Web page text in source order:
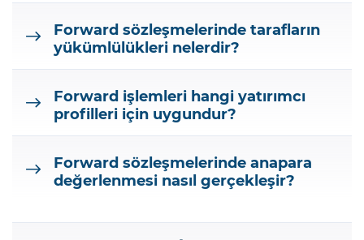
Forward sözleşmelerinde tarafların
yükümlülükleri nelerdir?
Forward işlemleri hangi yatırımcı
profilleri için uygundur?
Forward sözleşmelerinde anapara
değerlenmesi nasıl gerçekleşir?